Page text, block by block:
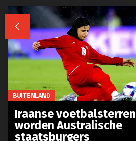

BUITENLAND
Iraanse voetbalsterren
worden Australische
staatsburgers